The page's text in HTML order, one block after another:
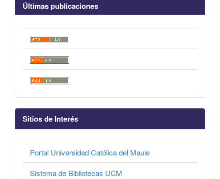
Últimas publicaciones
Sitios de Interés
Portal Universidad Católica del Maule
Sistema de Bibliotecas UCM